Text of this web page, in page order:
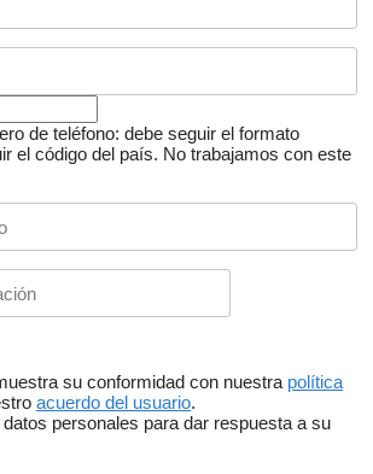
de teléfono: debe seguir el formato
el código del país. No trabajamos con este
su conformidad con nuestra política
acuerdo del usuario.
personales para dar respuesta a su